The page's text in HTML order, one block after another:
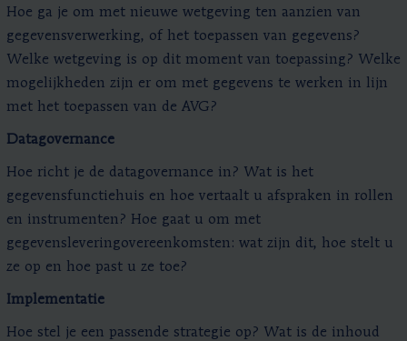
Hoe ga je om met nieuwe wetgeving ten aanzien van
gegevensverwerking, of het toepassen van gegevens?
Welke wetgeving is op dit moment van toepassing? Welke
mogelijkheden zijn er om met gegevens te werken in lijn
met het toepassen van de AVG?
Datagovernance
Hoe richt je de datagovernance in? Wat is het
gegevensfunctiehuis en hoe vertaalt u afspraken in rollen
en instrumenten? Hoe gaat u om met
gegevensleveringovereenkomsten: wat zijn dit, hoe stelt u
ze op en hoe past u ze toe?
Implementatie
Hoe stel je een passende strategie op? Wat is de inhoud